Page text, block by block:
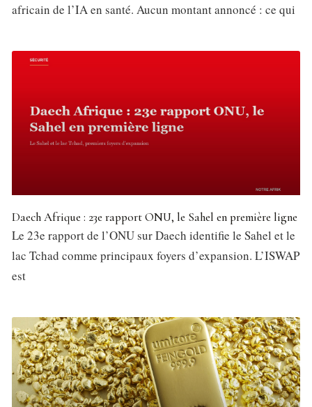
africain de l’IA en santé. Aucun montant annoncé : ce qui
Daech Afrique : 23e rapport ONU, le Sahel en première ligne
Le 23e rapport de l’ONU sur Daech identifie le Sahel et le
lac Tchad comme principaux foyers d’expansion. L’ISWAP
est